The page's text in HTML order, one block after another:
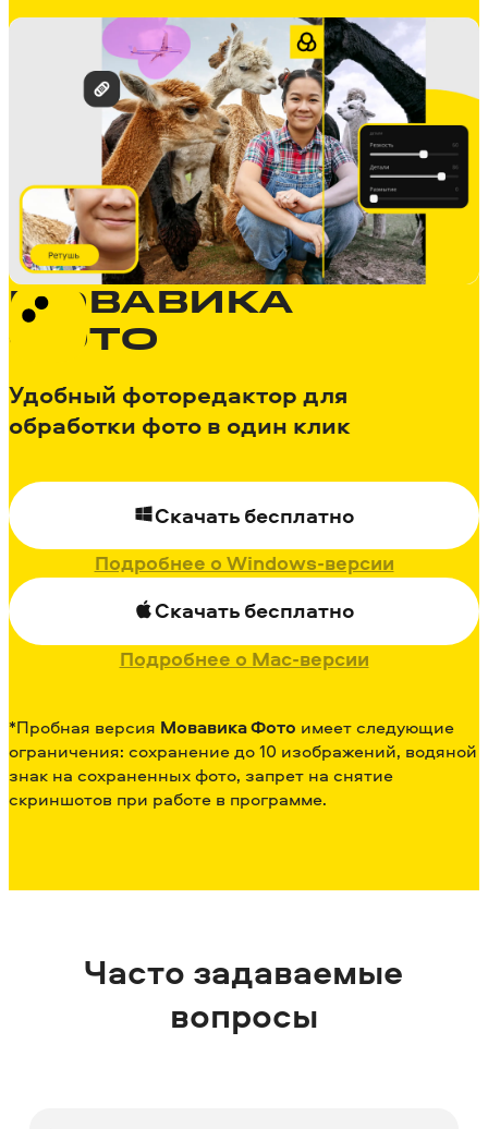
МОВАВИКА
ФОТО
Удобный фоторедактор для
обработки фото в один клик
Скачать бесплатно
Подробнее о Windows-версии
Скачать бесплатно
Подробнее о Mac-версии
*Пробная версия Мовавика Фото имеет следующие
ограничения: сохранение до 10 изображений, водяной
знак на сохраненных фото, запрет на снятие
скриншотов при работе в программе.
Часто задаваемые
вопросы